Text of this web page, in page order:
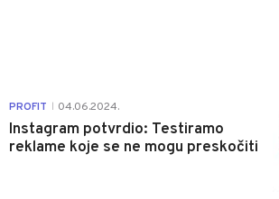
PROFIT 04.06.2024.
Instagram potvrdio: Testiramo
reklame koje se ne mogu preskočiti